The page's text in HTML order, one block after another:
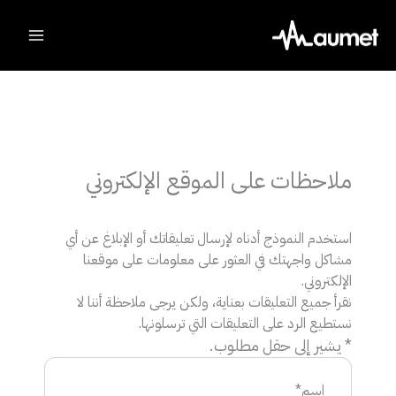
content
ملاحظات على الموقع الإلكتروني
استخدم النموذج أدناه لإرسال تعليقاتك أو الإبلاغ عن أي
مشاكل واجهتك في العثور على معلومات على موقعنا
الإلكتروني.
نقرأ جميع التعليقات بعناية، ولكن يرجى ملاحظة أننا لا
نستطيع الرد على التعليقات التي ترسلونها.
* يشير إلى حقل مطلوب.